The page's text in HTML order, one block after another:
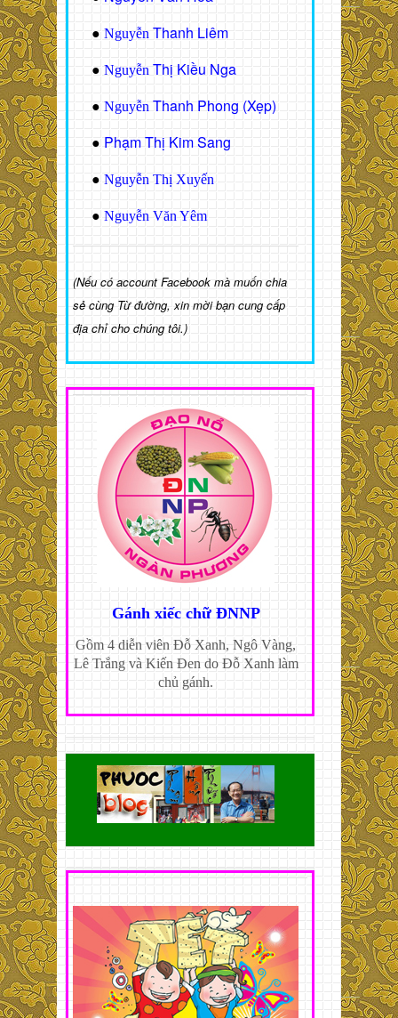
● Nguyễn Thanh Liêm
● Nguyễn Thị Kiều Nga
● Nguyễn Thanh Phong (Xẹp)
● Phạm Thị Kim Sang
● Nguyễn Thị Xuyến
● Nguyễn Văn Yêm
(Nếu có account Facebook mà muốn chia
sẻ cùng Từ đường, xin mời bạn cung cấp
địa chỉ cho chúng tôi.)
Gánh xiếc chữ ĐNNP
Gồm 4 diễn viên Đỗ Xanh, Ngô Vàng,
Lê Trắng và Kiến Đen do Đỗ Xanh làm
chủ gánh.